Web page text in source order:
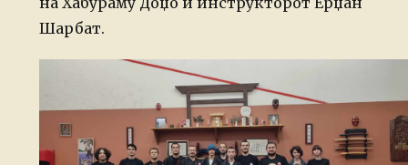
Шарбат.